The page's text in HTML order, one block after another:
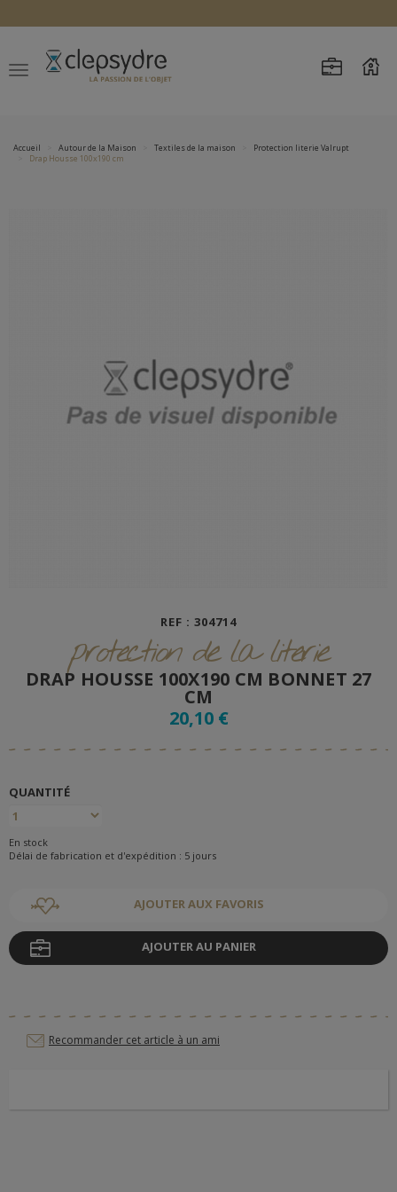
Accueil Autour de la Maison Textiles de la maison
Protection literie Valrupt
Drap Housse 100x190 cm
REF : 304714
protection de la literie
DRAP HOUSSE 100X190 CM BONNET 27
CM
20,10 €
QUANTITÉ
En stock
Délai de fabrication et d'expédition : 5 jours
AJOUTER AUX FAVORIS
AJOUTER AU PANIER
Recommander cet article à un ami